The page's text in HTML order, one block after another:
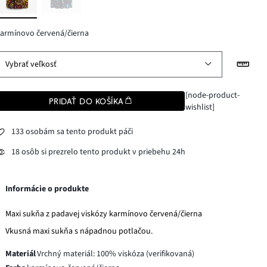
červená/čierna
Vybrať veľkosť
PRIDAŤ DO KOŠÍKA
[node-product-
wishlist]
133 osobám sa tento produkt páči
18 osôb si prezrelo tento produkt v priebehu 24h
Informácie o produkte
Maxi sukňa z padavej viskózy karmínovo červená/čierna
Vkusná maxi sukňa s nápadnou potlačou.
MateriálVrchný materiál: 100% viskóza (verifikovaná)